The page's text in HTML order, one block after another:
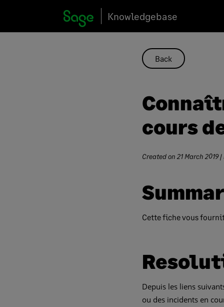
content
Knowledgebase
Back
cours
Created on 21 March 2019|
Cette fiche vous
Depuis les liens
ou des incidents en